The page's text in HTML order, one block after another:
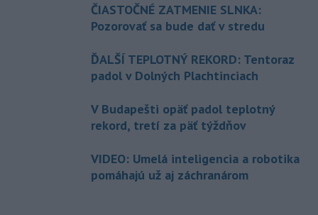
ČIASTOČNÉ ZATMENIE SLNKA:
Pozorovať sa bude dať v stredu
ĎALŠÍ TEPLOTNÝ REKORD: Tentoraz
padol v Dolných Plachtinciach
V Budapešti opäť padol teplotný
rekord, tretí za päť týždňov
VIDEO: Umelá inteligencia a robotika
pomáhajú už aj záchranárom